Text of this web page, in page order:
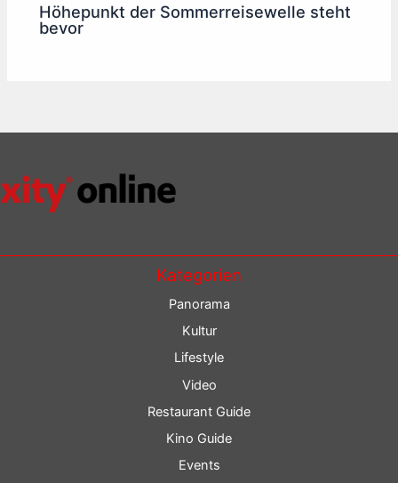
Höhepunkt der Sommerreisewelle steht
bevor
Kategorien
Panorama
Kultur
Lifestyle
Video
Restaurant Guide
Kino Guide
Events